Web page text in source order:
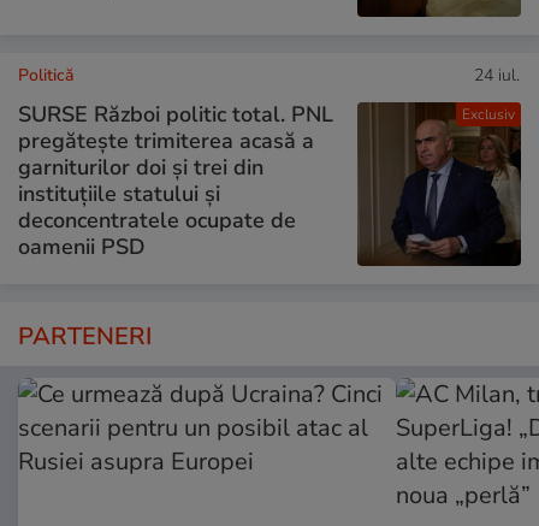
Exclusiv
Politică 24 iul.
SURSE Război politic total. PNL
pregătește trimiterea acasă a
garniturilor doi și trei din
instituțiile statului și
deconcentratele ocupate de
oamenii PSD
PARTENERI